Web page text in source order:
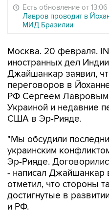
Есть обновление от 13:06
Лавров проводит в
МИД Бразилии
Москва. 20 февраля.
иностранных дел
Джайшанкар заявил,
переговоров в
РФ Сергеем Лавровым
Украиной и недавние
США в Эр-Рияде.
"Мы обсудили
украинским
Эр-Рияде.
- написал Джайшанкар
отметил, что стороны
достигнутые в
и РФ.